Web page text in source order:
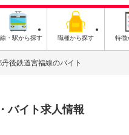
・駅から探す 職種から探す 特徴
丹後鉄道宮福線のバイト
バイト求人情報